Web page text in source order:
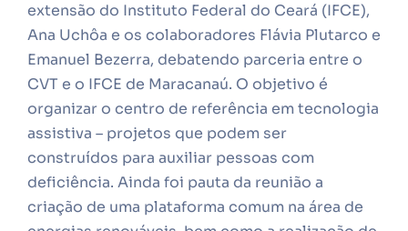
extensão do Instituto Federal do Ceará (IFCE),
Ana Uchôa e os colaboradores Flávia Plutarco e
Emanuel Bezerra, debatendo parceria entre o
CVT e o IFCE de Maracanaú. O objetivo é
organizar o centro de referência em tecnologia
assistiva – projetos que podem ser
construídos para auxiliar pessoas com
deficiência. Ainda foi pauta da reunião a
criação de uma plataforma comum na área de